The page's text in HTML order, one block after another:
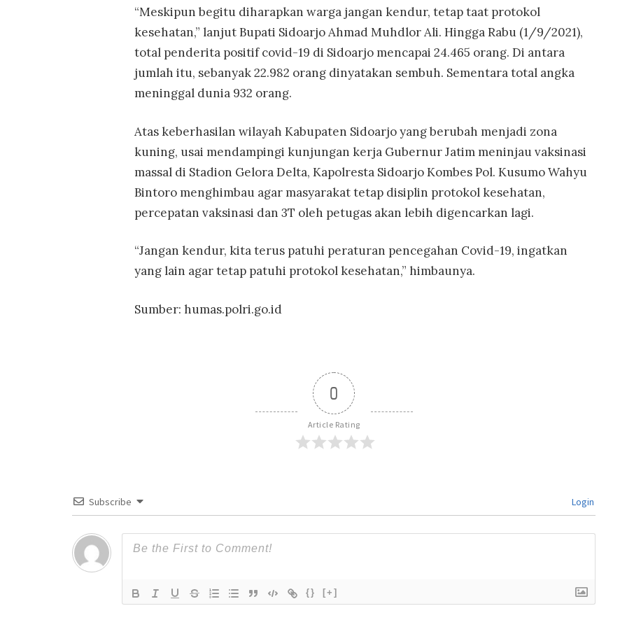
“Meskipun begitu diharapkan warga jangan kendur, tetap taat protokol
kesehatan,” lanjut Bupati Sidoarjo Ahmad Muhdlor Ali. Hingga Rabu (1/9/2021),
total penderita positif covid-19 di Sidoarjo mencapai 24.465 orang. Di antara
jumlah itu, sebanyak 22.982 orang dinyatakan sembuh. Sementara total angka
meninggal dunia 932 orang.
Atas keberhasilan wilayah Kabupaten Sidoarjo yang berubah menjadi zona
kuning, usai mendampingi kunjungan kerja Gubernur Jatim meninjau vaksinasi
massal di Stadion Gelora Delta, Kapolresta Sidoarjo Kombes Pol. Kusumo Wahyu
Bintoro menghimbau agar masyarakat tetap disiplin protokol kesehatan,
percepatan vaksinasi dan 3T oleh petugas akan lebih digencarkan lagi.
“Jangan kendur, kita terus patuhi peraturan pencegahan Covid-19, ingatkan
yang lain agar tetap patuhi protokol kesehatan,” himbaunya.
Sumber: humas.polri.go.id
0
Article Rating
Subscribe Login
{} [+]